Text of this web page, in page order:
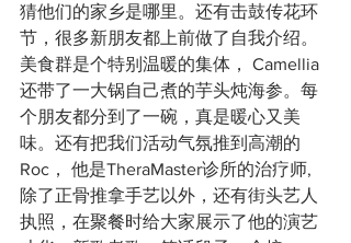
猜他们的家乡是哪里。还有击鼓传花环
节，很多新朋友都上前做了自我介绍。
美食群是个特别温暖的集体， Camellia
还带了一大锅自己煮的芋头炖海参。每
个朋友都分到了一碗，真是暖心又美
味。还有把我们活动气氛推到高潮的
Roc， 他是TheraMaster诊所的治疗师,
除了正骨推拿手艺以外，还有街头艺人
执照，在聚餐时给大家展示了他的演艺